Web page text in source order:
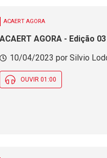
ACAERT AGORA
ACAERT AGORA - Edição
10/04/2023 por Silvio
OUVIR 01:00